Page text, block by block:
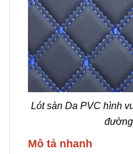
Lót sàn Da PVC hình
Mô tả nhanh